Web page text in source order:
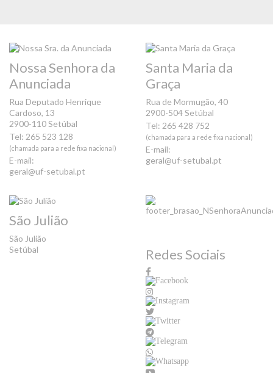
Nossa Senhora da
Anunciada
Rua Deputado Henrique
Cardoso, 13
2900-110 Setúbal
Tel: 265 523 128
(chamada para a rede fixa nacional)
E-mail:
geral@uf-setubal.pt
Santa Maria da
Graça
Rua de Mormugão, 40
2900-504 Setúbal
Tel: 265 428 752
(chamada para a rede fixa nacional)
E-mail:
geral@uf-setubal.pt
São Julião
São Julião
Setúbal
Redes Sociais